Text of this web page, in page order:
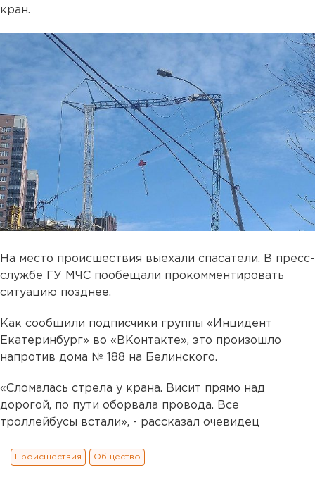
кран.
На место происшествия выехали спасатели. В пресс-
службе ГУ МЧС пообещали прокомментировать
ситуацию позднее.
Как сообщили подписчики группы «Инцидент
Екатеринбург» во «ВКонтакте», это произошло
напротив дома № 188 на Белинского.
«Сломалась стрела у крана. Висит прямо над
дорогой, по пути оборвала провода. Все
троллейбусы встали», - рассказал очевидец
Происшествия Общество